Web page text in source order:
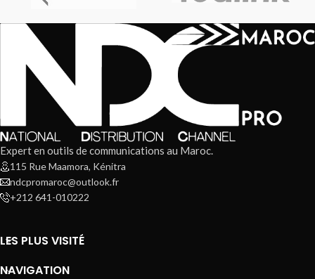
Expert en outils de communications au Maroc.
115 Rue Maamora, Kénitra
ndcpromaroc@outlook.fr
+212 641-010222
LES PLUS VISITÉ
NAVIGATION